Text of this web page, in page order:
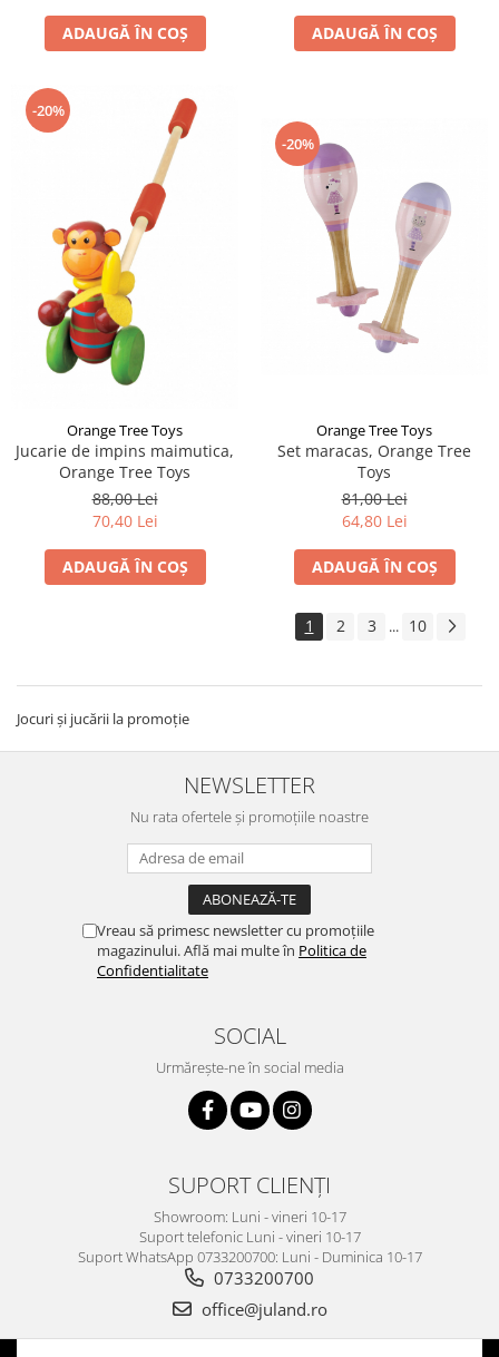
ADAUGĂ ÎN COȘ ADAUGĂ ÎN COȘ
-20%
Orange Tree Toys
Jucarie de impins maimutica,
Orange Tree Toys
88,00 Lei
70,40 Lei
ADAUGĂ ÎN COȘ
-20%
Orange Tree Toys
Set maracas, Orange Tree
Toys
81,00 Lei
64,80 Lei
ADAUGĂ ÎN COȘ
1 2 3 ... 10
Jocuri și jucării la promoție
NEWSLETTER
Nu rata ofertele și promoțiile noastre
Vreau să primesc newsletter cu promoțiile
magazinului. Află mai multe în Politica de
Confidentialitate
SOCIAL
Urmărește-ne în social media
SUPORT CLIENȚI
Showroom: Luni - vineri 10-17
Suport telefonic Luni - vineri 10-17
Suport WhatsApp 0733200700: Luni - Duminica 10-17
0733200700
office@juland.ro